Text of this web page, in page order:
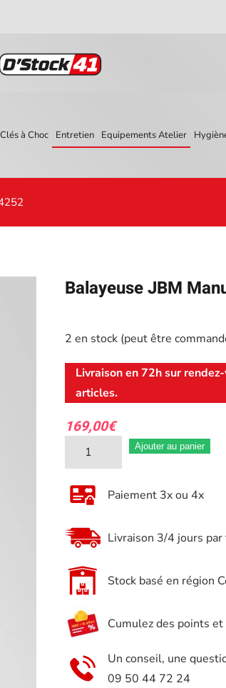
Clés à Choc Entretien Equipements Atelier
Balayeuse JBM
2 en stock (peut être
Livraison en 72h sur
articles.
169,00€
quantité
de
Balayeuse
JBM
Manuelle
poussée
avec
54252
Ajouter au panier
Paiement 3x ou 4x
Livraison 3/4 jours
Stock basé en région
Cumulez des points
Un conseil, une
09 50 44 72 24